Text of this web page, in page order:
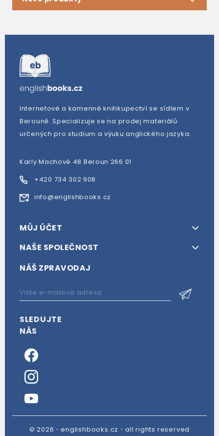
Internetové a kamenné knihkupectví se sídlem v
Berouně. Specializuje se na prodej materiálů
určených pro studium a výuku anglického jazyka.
Karly Machové 48 Beroun 266 01
+420 734 302 908
info@englishbooks.cz
MŮJ ÚČET
NAŠE SPOLEČNOST
NÁŠ ZPRAVODAJ
SLEDUJTE
NÁS
© 2026・englishbooks.cz・all rights reserved